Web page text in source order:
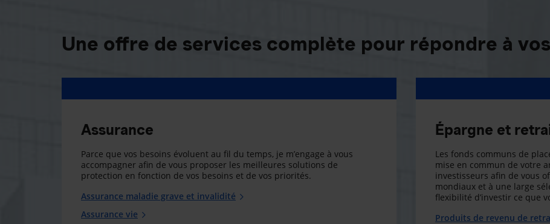
Une offre de services complète pour répondre à
Assurance
Parce que vos besoins évoluent au fil du temps, je m’engage à vous
accompagner afin de vous proposer les meilleures solutions de
protection en fonction de vos besoins et de vos priorités.
Assurance maladie grave et invalidité
Assurance vie
Épargne et
Les fonds communs de
mise en commun de votre
investisseurs afin de vous
mondiaux et à une large
flexibilité d’investir ce que
Produits de revenu de